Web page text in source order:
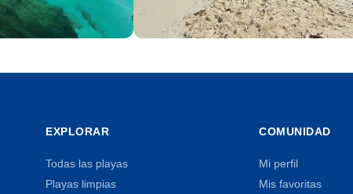
13 playas
EXPLORAR
Todas las playas
Playas limpias
COMUNIDAD
Mi perfil
Mis favoritas